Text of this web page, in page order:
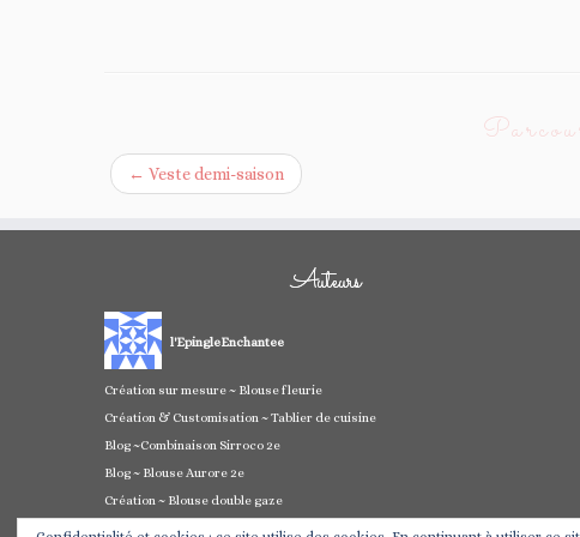
← Veste demi-saison
Auteurs
l'EpingleEnchantee
Création sur mesure ~ Blouse fleurie
Création & Customisation ~ Tablier de cuisine
Blog ~Combinaison Sirroco 2e
Blog ~ Blouse Aurore 2e
Création ~ Blouse double gaze